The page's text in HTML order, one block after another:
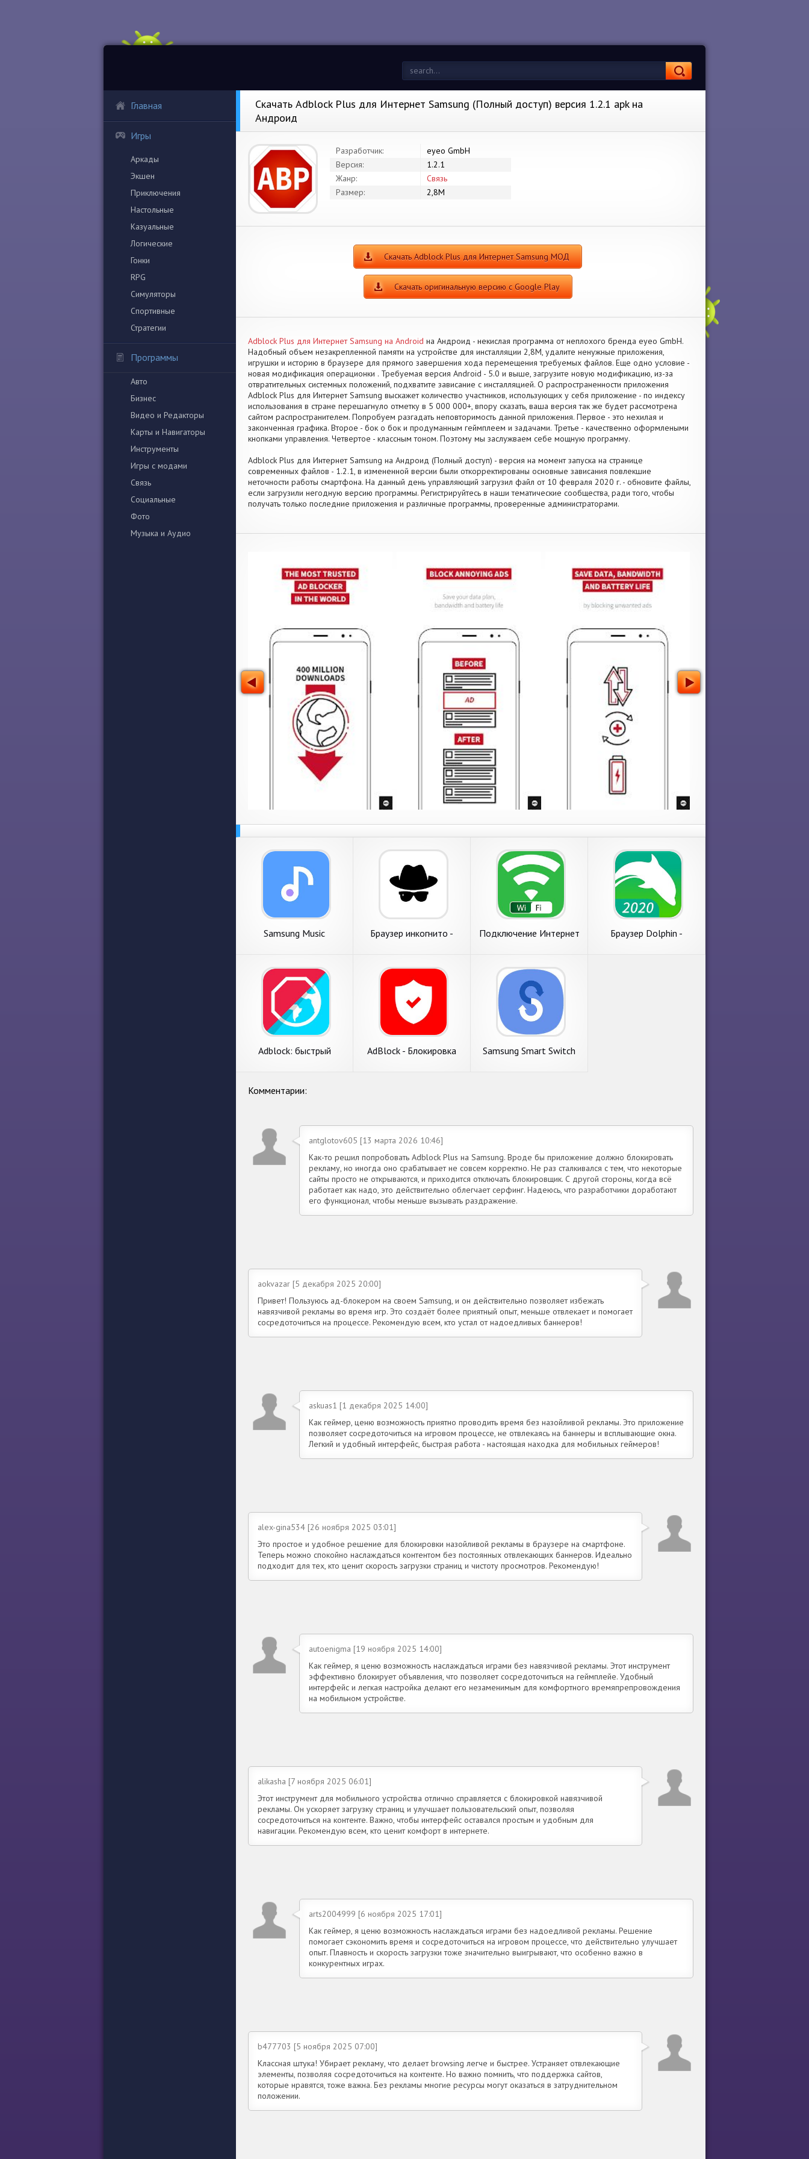
Главная
Игры
Аркады
Экшен
Приключения
Настольные
Казуальные
Логические
Гонки
RPG
Симуляторы
Спортивные
Стратегии
Программы
Авто
Бизнес
Видео и Редакторы
Карты и Навигаторы
Инструменты
Игры с модами
Связь
Социальные
Фото
Музыка и Аудио
Скачать Adblock Plus для Интернет Samsung (Полный доступ) версия 1.2.1 apk на
Андроид
Разработчик:
eyeo GmbH
Версия:
1.2.1
Жанр:
Связь
Размер:
2,8M
Скачать Adblock Plus для Интернет Samsung МОД
Скачать оригинальную версию с Google Play
Adblock Plus для Интернет Samsung на Android на Андроид - некислая программа от неплохого бренда eyeo GmbH.
Надобный объем незакрепленной памяти на устройстве для инсталляции 2,8M, удалите ненужные приложения,
игрушки и историю в браузере для прямого завершения хода перемещения требуемых файлов. Еще одно условие -
новая модификация операционки . Требуемая версия Android - 5.0 и выше, загрузите новую модификацию, из-за
отвратительных системных положений, подхватите зависание с инсталляцией. О распространенности приложения
Adblock Plus для Интернет Samsung выскажет количество участников, использующих у себя приложение - по индексу
использования в стране перешагнуло отметку в 5 000 000+, впору сказать, ваша версия так же будет рассмотрена
сайтом распространителем. Попробуем разгадать неповторимость данной приложения. Первое - это нехилая и
законченная графика. Второе - бок о бок и продуманным геймплеем и задачами. Третье - качественно оформлеными
кнопками управления. Четвертое - классным тоном. Поэтому мы заслужваем себе мощную программу.
Adblock Plus для Интернет Samsung на Андроид (Полный доступ) - версия на момент запуска на странице
современных файлов - 1.2.1, в измененной версии были откорректированы основные зависания повлекшие
неточности работы смартфона. На данный день управляющий загрузил файл от 10 февраля 2020 г. - обновите файлы,
если загрузили негодную версию программы. Регистрируйтесь в наши тематические сообщества, ради того, чтобы
получать только последние приложения и различные программы, проверенные администраторами.
Samsung Music
Браузер инкогнито -
Подключение Интернет
Браузер Dolphin -
Adblock: быстрый
AdBlock - Блокировка
Samsung Smart Switch
Комментарии:
antglotov605 [13 марта 2026 10:46]
Как-то решил попробовать Adblock Plus на Samsung. Вроде бы приложение должно блокировать
рекламу, но иногда оно срабатывает не совсем корректно. Не раз сталкивался с тем, что некоторые
сайты просто не открываются, и приходится отключать блокировщик. С другой стороны, когда всё
работает как надо, это действительно облегчает серфинг. Надеюсь, что разработчики доработают
его функционал, чтобы меньше вызывать раздражение.
aokvazar [5 декабря 2025 20:00]
Привет! Пользуюсь ад-блокером на своем Samsung, и он действительно позволяет избежать
навязчивой рекламы во время игр. Это создаёт более приятный опыт, меньше отвлекает и помогает
сосредоточиться на процессе. Рекомендую всем, кто устал от надоедливых баннеров!
askuas1 [1 декабря 2025 14:00]
Как геймер, ценю возможность приятно проводить время без назойливой рекламы. Это приложение
позволяет сосредоточиться на игровом процессе, не отвлекаясь на баннеры и всплывающие окна.
Легкий и удобный интерфейс, быстрая работа - настоящая находка для мобильных геймеров!
alex-gina534 [26 ноября 2025 03:01]
Это простое и удобное решение для блокировки назойливой рекламы в браузере на смартфоне.
Теперь можно спокойно наслаждаться контентом без постоянных отвлекающих баннеров. Идеально
подходит для тех, кто ценит скорость загрузки страниц и чистоту просмотров. Рекомендую!
autoenigma [19 ноября 2025 14:00]
Как геймер, я ценю возможность наслаждаться играми без навязчивой рекламы. Этот инструмент
эффективно блокирует объявления, что позволяет сосредоточиться на геймплейе. Удобный
интерфейс и легкая настройка делают его незаменимым для комфортного времяпрепровождения
на мобильном устройстве.
alikasha [7 ноября 2025 06:01]
Этот инструмент для мобильного устройства отлично справляется с блокировкой навязчивой
рекламы. Он ускоряет загрузку страниц и улучшает пользовательский опыт, позволяя
сосредоточиться на контенте. Важно, чтобы интерфейс оставался простым и удобным для
навигации. Рекомендую всем, кто ценит комфорт в интернете.
arts2004999 [6 ноября 2025 17:01]
Как геймер, я ценю возможность наслаждаться играми без надоедливой рекламы. Решение
помогает сэкономить время и сосредоточиться на игровом процессе, что действительно улучшает
опыт. Плавность и скорость загрузки тоже значительно выигрывают, что особенно важно в
конкурентных играх.
b477703 [5 ноября 2025 07:00]
Классная штука! Убирает рекламу, что делает browsing легче и быстрее. Устраняет отвлекающие
элементы, позволяя сосредоточиться на контенте. Но важно помнить, что поддержка сайтов,
которые нравятся, тоже важна. Без рекламы многие ресурсы могут оказаться в затруднительном
положении.